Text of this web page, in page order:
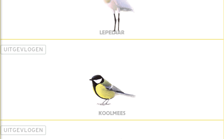
LEPELAAR
UITGEVLOGEN
KOOLMEES
UITGEVLOGEN